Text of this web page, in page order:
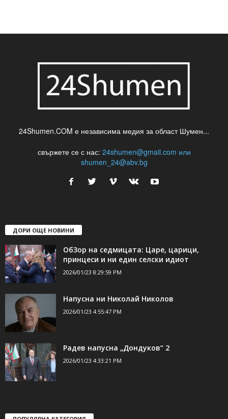
24Shumen.COM е независима медия за област Шумен...
свържете се с нас: 24shumen@gmail.com или
shumen_24@abv.bg
ДОРИ ОЩЕ НОВИНИ
ОбЗор на седмицата: Царе, царици,
принцеси и ни един селски идиот
2026/01/23 8:29:59 PM
Напусна ни Николай Николов
2026/01/23 4:55:47 PM
Радев напусна „Дондуков“ 2
2026/01/23 4:33:21 PM